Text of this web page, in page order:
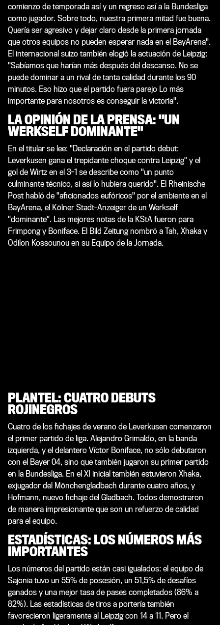
comienzo de temporada así y un regreso así a la Bundesliga
como jugador. Sobre todo, nuestra primera mitad fue buena.
Quería ser agresivo y dejar claro desde la primera jornada
que otros equipos no pueden esperar nada en el BayArena".
El internacional suizo también elogió la actuación de Leipzig:
"Sabíamos que harían más después del descanso. No se
puede dominar a un rival de tanta calidad durante los 90
minutos. Eso hizo que el partido fuera parejo Lo más
importante para nosotros es conseguir la victoria".
LA OPINIÓN DE LA PRENSA: "UN
WERKSELF DOMINANTE"
En el titular se lee: "Declaración en el partido debut:
Leverkusen gana el trepidante choque contra Leipzig" y el
gol de Wirtz en el 3-1 se describe como "un punto
culminante técnico, si así lo hubiera querido". El Rheinische
Post habló de "aficionados eufóricos" por el ambiente en el
BayArena, el Kölner Stadt-Anzeiger de un Werkself
"dominante". Las mejores notas de la KStA fueron para
Frimpong y Boniface. El Bild Zeitung nombró a Tah, Xhaka y
Odilon Kossounou en su Equipo de la Jornada.
PLANTEL: CUATRO DEBUTS
ROJINEGROS
Cuatro de los fichajes de verano de Leverkusen comenzaron
el primer partido de liga. Alejandro Grimaldo, en la banda
izquierda, y el delantero Víctor Boniface, no sólo debutaron
con el Bayer 04, sino que también jugaron su primer partido
en la Bundesliga. En el XI inicial también estuvieron Xhaka,
exjugador del Mönchengladbach durante cuatro años, y
Hofmann, nuevo fichaje del Gladbach. Todos demostraron
de manera impresionante que son un refuerzo de calidad
para el equipo.
ESTADÍSTICAS: LOS NÚMEROS MÁS
IMPORTANTES
Los números del partido están casi igualados: el equipo de
Sajonia tuvo un 55% de posesión, un 51,5% de desafíos
ganados y una mejor tasa de pases completados (86% a
82%). Las estadísticas de tiros a portería también
favorecieron ligeramente al Leipzig con 14 a 11. Pero el